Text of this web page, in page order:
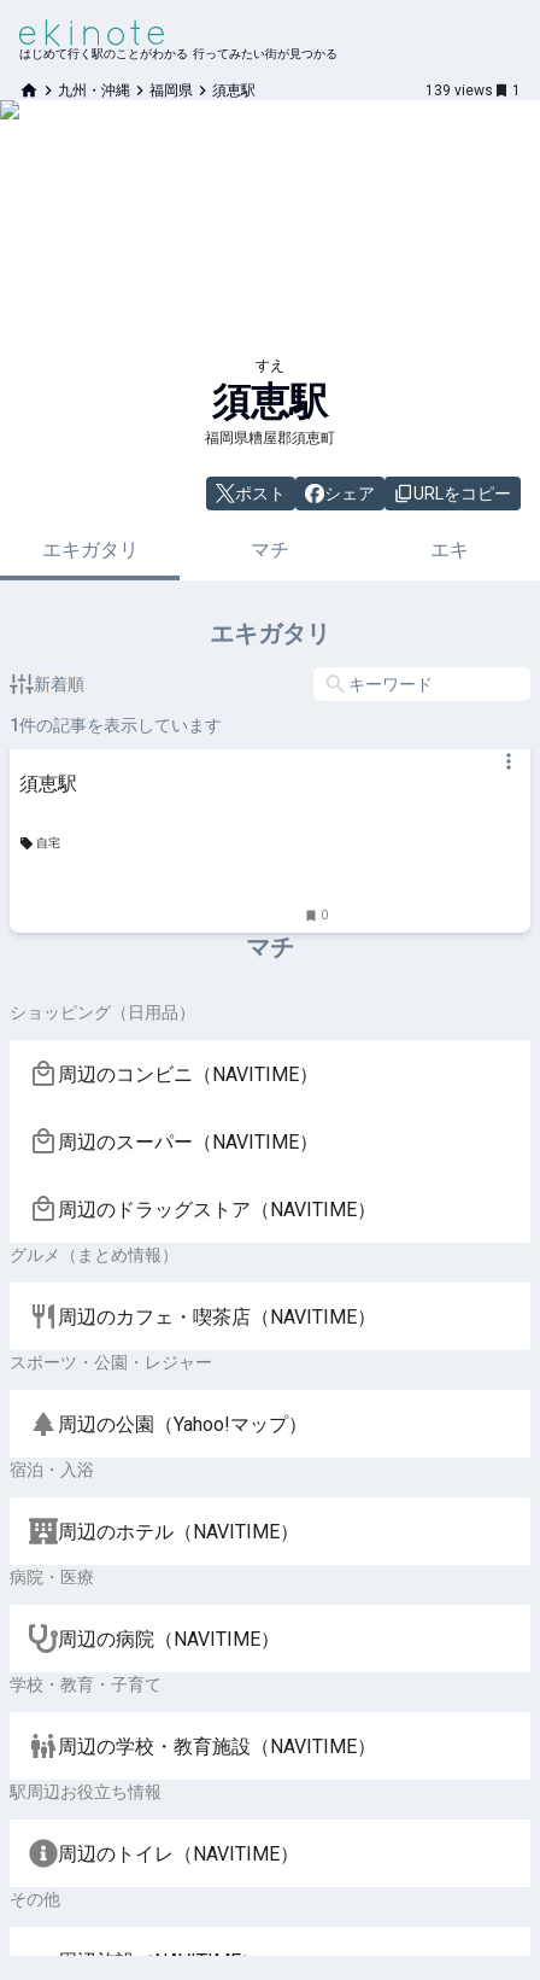
はじめて行く駅のことがわかる 行ってみたい街が見つかる
九州・沖縄 福岡県 須恵駅 139 views 1
すえ
須恵駅
福岡県糟屋郡須恵町
ポスト シェア URLをコピー
エキガタリ マチ エキ
エキガタリ
新着順
1件の記事を表示しています
須恵駅
自宅
0
マチ
ショッピング（日用品）
周辺のコンビニ（NAVITIME）
周辺のスーパー（NAVITIME）
周辺のドラッグストア（NAVITIME）
グルメ（まとめ情報）
周辺のカフェ・喫茶店（NAVITIME）
スポーツ・公園・レジャー
周辺の公園（Yahoo!マップ）
宿泊・入浴
周辺のホテル（NAVITIME）
病院・医療
周辺の病院（NAVITIME）
学校・教育・子育て
周辺の学校・教育施設（NAVITIME）
駅周辺お役立ち情報
周辺のトイレ（NAVITIME）
その他
周辺施設（NAVITIME）